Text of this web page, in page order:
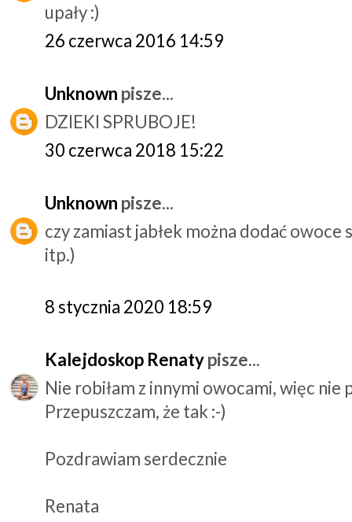
upały :)
26 czerwca 2016 14:59
Unknown pisze...
DZIEKI SPRUBOJE!
30 czerwca 2018 15:22
Unknown pisze...
czy zamiast jabłek można dodać
itp.)
8 stycznia 2020 18:59
Kalejdoskop Renatypisze...
Nie robiłam z innymi owocami, więc
Przepuszczam, że tak :-)
Pozdrawiam serdecznie
Renata